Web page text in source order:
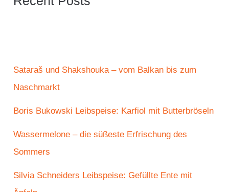
Sataraš und Shakshouka – vom Balkan bis zum
Naschmarkt
Boris Bukowski Leibspeise: Karfiol mit Butterbröseln
Wassermelone – die süßeste Erfrischung des
Sommers
Silvia Schneiders Leibspeise: Gefüllte Ente mit